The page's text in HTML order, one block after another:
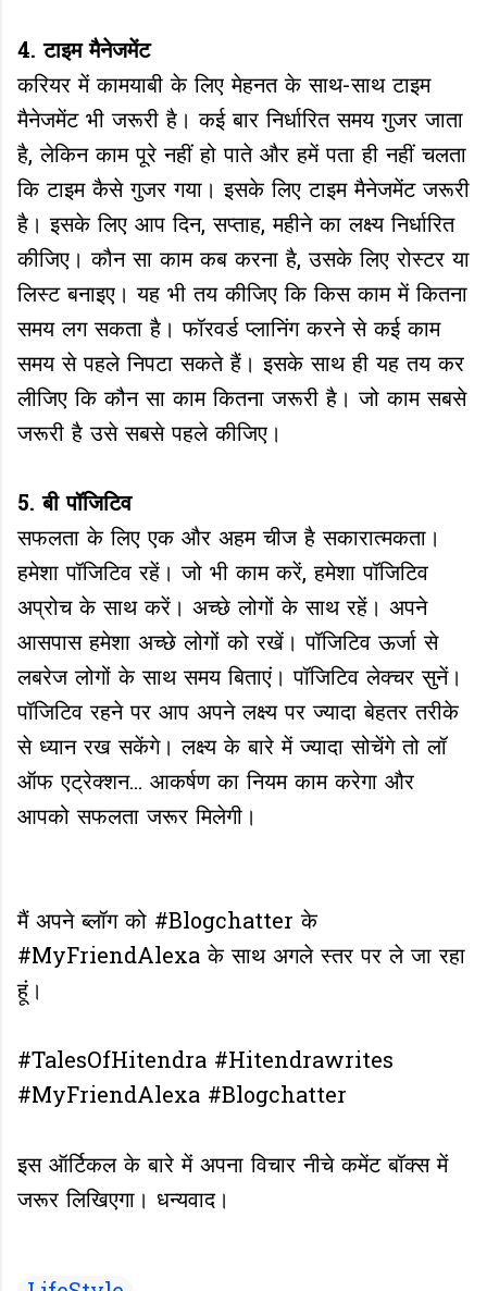
4. टाइम मैनेजमेंट
करियर में कामयाबी के लिए मेहनत के साथ-साथ टाइम
मैनेजमेंट भी जरूरी है। कई बार निर्धारित समय गुजर जाता
है, लेकिन काम पूरे नहीं हो पाते और हमें पता ही नहीं चलता
कि टाइम कैसे गुजर गया। इसके लिए टाइम मैनेजमेंट जरूरी
है। इसके लिए आप दिन, सप्ताह, महीने का लक्ष्य निर्धारित
कीजिए। कौन सा काम कब करना है, उसके लिए रोस्टर या
लिस्ट बनाइए। यह भी तय कीजिए कि किस काम में कितना
समय लग सकता है। फॉरवर्ड प्लानिंग करने से कई काम
समय से पहले निपटा सकते हैं। इसके साथ ही यह तय कर
लीजिए कि कौन सा काम कितना जरूरी है। जो काम सबसे
जरूरी है उसे सबसे पहले कीजिए।
5. बी पॉजिटिव
सफलता के लिए एक और अहम चीज है सकारात्मकता।
हमेशा पॉजिटिव रहें। जो भी काम करें, हमेशा पॉजिटिव
अप्रोच के साथ करें। अच्छे लोगों के साथ रहें। अपने
आसपास हमेशा अच्‍छे लोगों को रखें। पॉजिटिव ऊर्जा से
लबरेज लोगों के साथ समय बिताएं। पॉजिटिव लेक्चर सुनें।
पॉजिटिव रहने पर आप अपने लक्ष्य पर ज्यादा बेहतर तरीके
से ध्यान रख सकेंगे। लक्ष्य के बारे में ज्यादा सोचेंगे तो लॉ
ऑफ एट्रेक्शन... आकर्षण का नियम काम करेगा और
आपको सफलता जरूर मिलेगी।
मैं अपने ब्लॉग को #Blogchatter के
#MyFriendAlexa के साथ अगले स्तर पर ले जा रहा
हूं।
#TalesOfHitendra #Hitendrawrites
#MyFriendAlexa #Blogchatter
इस ऑर्टिकल के बारे में अपना विचार नीचे कमेंट बॉक्स में
जरूर लिखिएगा। धन्यवाद।